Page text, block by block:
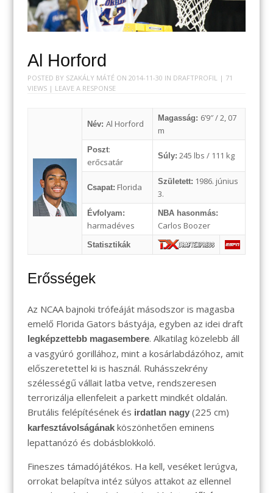
Al Horford
POSTED BY SZAKÁLY MÁTÉ ON 2014-11-30 IN DRAFTPROFIL| 71
VIEWS | LEAVE A RESPONSE
Név: Al Horford
Magasság: 6’9″ / 2, 07
m
Poszt:
erőcsatár
Súly: 245 lbs / 111 kg
Csapat: Florida
Született: 1986. június
3.
Évfolyam:
harmadéves
NBA hasonmás:
Carlos Boozer
Statisztikák
Erősségek
Az NCAA bajnoki trófeáját másodszor is magasba
emelő Florida Gators bástyája, egyben az idei draft
legképzettebb magasembere. Alkatilag közelebb áll
a vasgyúró gorillához, mint a kosárlabdázóhoz, amit
előszeretettel ki is használ. Ruhásszekrény
szélességű vállait latba vetve, rendszeresen
terrorizálja ellenfeleit a parkett mindkét oldalán.
Brutális felépítésének és irdatlan nagy (225 cm)
karfesztávolságánakköszönhetően eminens
lepattanózó és dobásblokkoló.
Fineszes támadójátékos. Ha kell, veséket lerúgva,
orrokat belapítva intéz súlyos attakot az ellennel